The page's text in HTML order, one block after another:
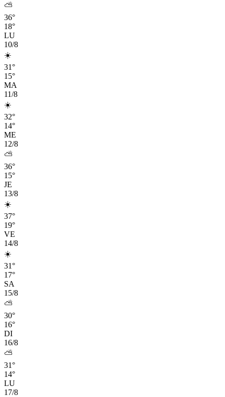
⛅
36°
18°
LU
10/8
☀️
31°
15°
MA
11/8
☀️
32°
14°
ME
12/8
⛅
36°
15°
JE
13/8
☀️
37°
19°
VE
14/8
☀️
31°
17°
SA
15/8
⛅
30°
16°
DI
16/8
⛅
31°
14°
LU
17/8